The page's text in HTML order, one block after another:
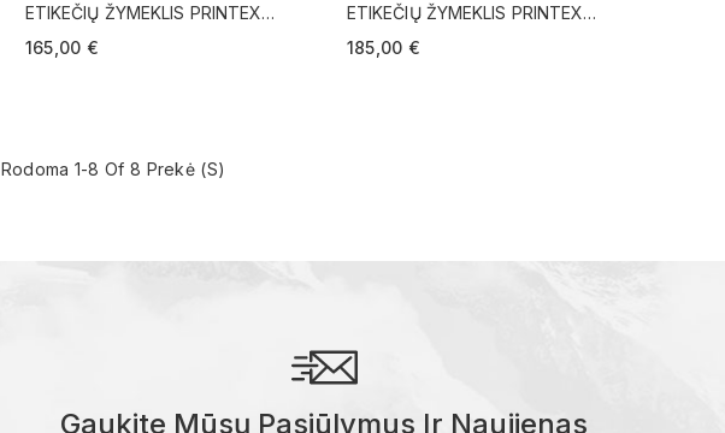
ETIKEČIŲ ŽYMEKLIS PRINTEX
MEDICAL
165,00 €
ETIKEČIŲ ŽYMEKLIS PRINTEX
MEDICAL
185,00 €
Rodoma 1-8 Of 8 Prekė (s)
Gaukite Mūsų Pasiūlymus Ir Naujienas